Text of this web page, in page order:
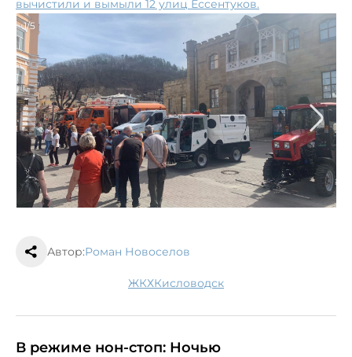
вычистили и вымыли 12 улиц Ессентуков.
1/5
Автор:Роман Новоселов
ЖКХ Кисловодск
В режиме нон-стоп: Ночью